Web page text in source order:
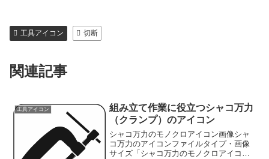
工具アイコン 切断
関連記事
工具アイコン
組み立て作業に役立つシャコ万力
（クランプ）のアイコン
シャコ万力のモノクロアイコン画像シャ
コ万力のアイコンファイルタイプ・画像
サイズ「シャコ万力のモノクロアイコン